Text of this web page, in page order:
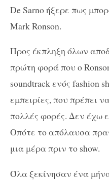
De Sarno ήξερε πως
Mark Ronson.
Προς έκπληξη όλων
πρώτη φορά που ο
soundtrack ενός fashion
εμπειρίες, που πρέπει
πολλές φορές. Δεν έχω
Οπότε το απόλαυσα
μια μέρα πριν το show.
Όλα ξεκίνησαν ένα